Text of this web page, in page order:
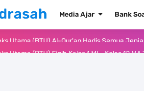
Media Ajar Bank
Utama (BTU) Fiqih Kelas 1 MI - Kelas 12